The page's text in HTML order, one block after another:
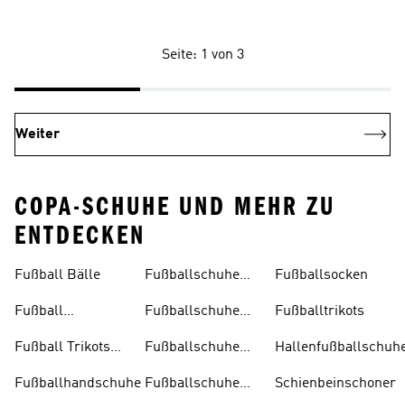
Seite: 1 von 3
Weiter
COPA-SCHUHE UND MEHR ZU
ENTDECKEN
Fußball Bälle
Fußball
Fußball Trikots
Fußballhandschuhe
Fußballschuhe
Fußballschuhe
Fußballschuhe
Fußballschuhe
Fußballsocken
Fußballtrikots
Schienbeinschoner